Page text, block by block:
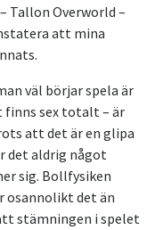
Tallon Overworld –
att mina
väl börjar spela är
finns sex totalt – är
att det är en glipa
det aldrig något
sig. Bollfysiken
osannolikt det än
stämningen i spelet